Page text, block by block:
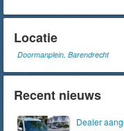
Locatie
Doormanplein, Barendrecht
Recent nieuws
Dealer